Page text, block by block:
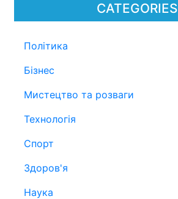
CATEGORIES
Політика
Бізнес
Мистецтво та розваги
Технологія
Спорт
Здоров'я
Наука